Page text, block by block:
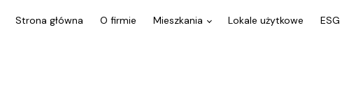
Strona główna O firmie Mieszkania Lokale użytkowe ESG